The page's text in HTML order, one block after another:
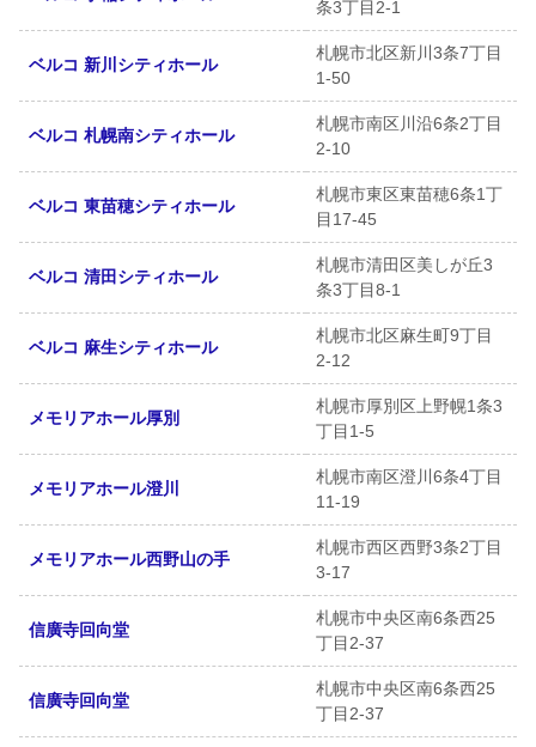
条3丁目2-1
ベルコ 新川シティホール
札幌市北区新川3条7丁目
1-50
ベルコ 札幌南シティホール
札幌市南区川沿6条2丁目
2-10
ベルコ 東苗穂シティホール
札幌市東区東苗穂6条1丁
目17-45
ベルコ 清田シティホール
札幌市清田区美しが丘3
条3丁目8-1
ベルコ 麻生シティホール
札幌市北区麻生町9丁目
2-12
メモリアホール厚別
札幌市厚別区上野幌1条3
丁目1-5
メモリアホール澄川
札幌市南区澄川6条4丁目
11-19
メモリアホール西野山の手
札幌市西区西野3条2丁目
3-17
信廣寺回向堂
札幌市中央区南6条西25
丁目2-37
信廣寺回向堂
札幌市中央区南6条西25
丁目2-37